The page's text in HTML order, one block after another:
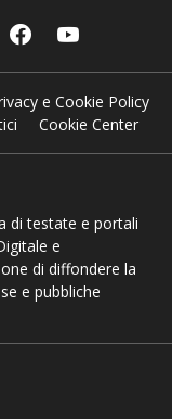
e Cookie Policy
Cookie Center
di testate e portali
e
di diffondere la
e pubbliche